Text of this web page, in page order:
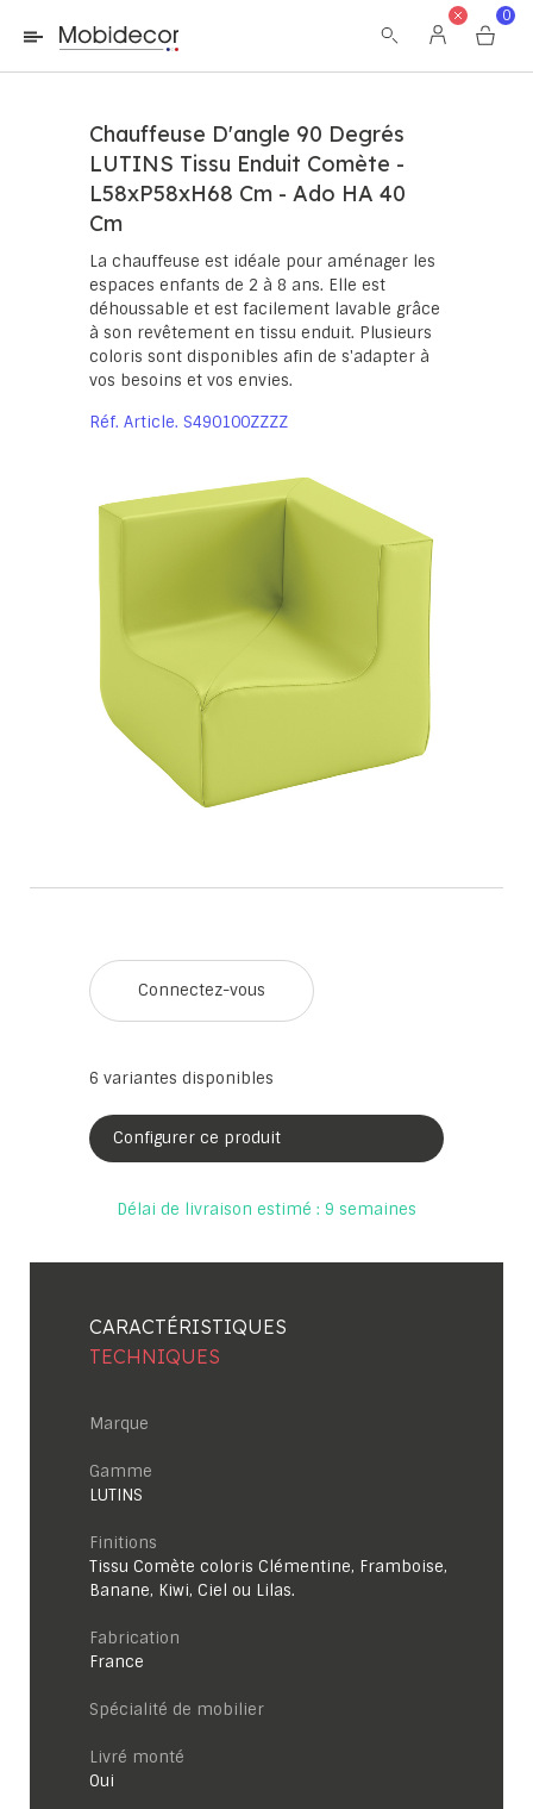
La boutique ne fonctionnera pas correctement dans le cas où
les cookies sont désactivés.
0
Chauffeuse D'angle 90 Degrés
LUTINS Tissu Enduit Comète -
L58xP58xH68 Cm - Ado HA 40
Cm
La chauffeuse est idéale pour aménager les
espaces enfants de 2 à 8 ans. Elle est
déhoussable et est facilement lavable grâce
à son revêtement en tissu enduit. Plusieurs
coloris sont disponibles afin de s'adapter à
vos besoins et vos envies.
Réf. Article S490100ZZZZ
Connectez-vous
6 variantes disponibles
Configurer ce produit
Délai de livraison estimé : 9 semaines
CARACTÉRISTIQUES
TECHNIQUES
Marque
Gamme
LUTINS
Finitions
Tissu Comète coloris Clémentine, Framboise,
Banane, Kiwi, Ciel ou Lilas.
Fabrication
France
Spécialité de mobilier
Livré monté
Oui